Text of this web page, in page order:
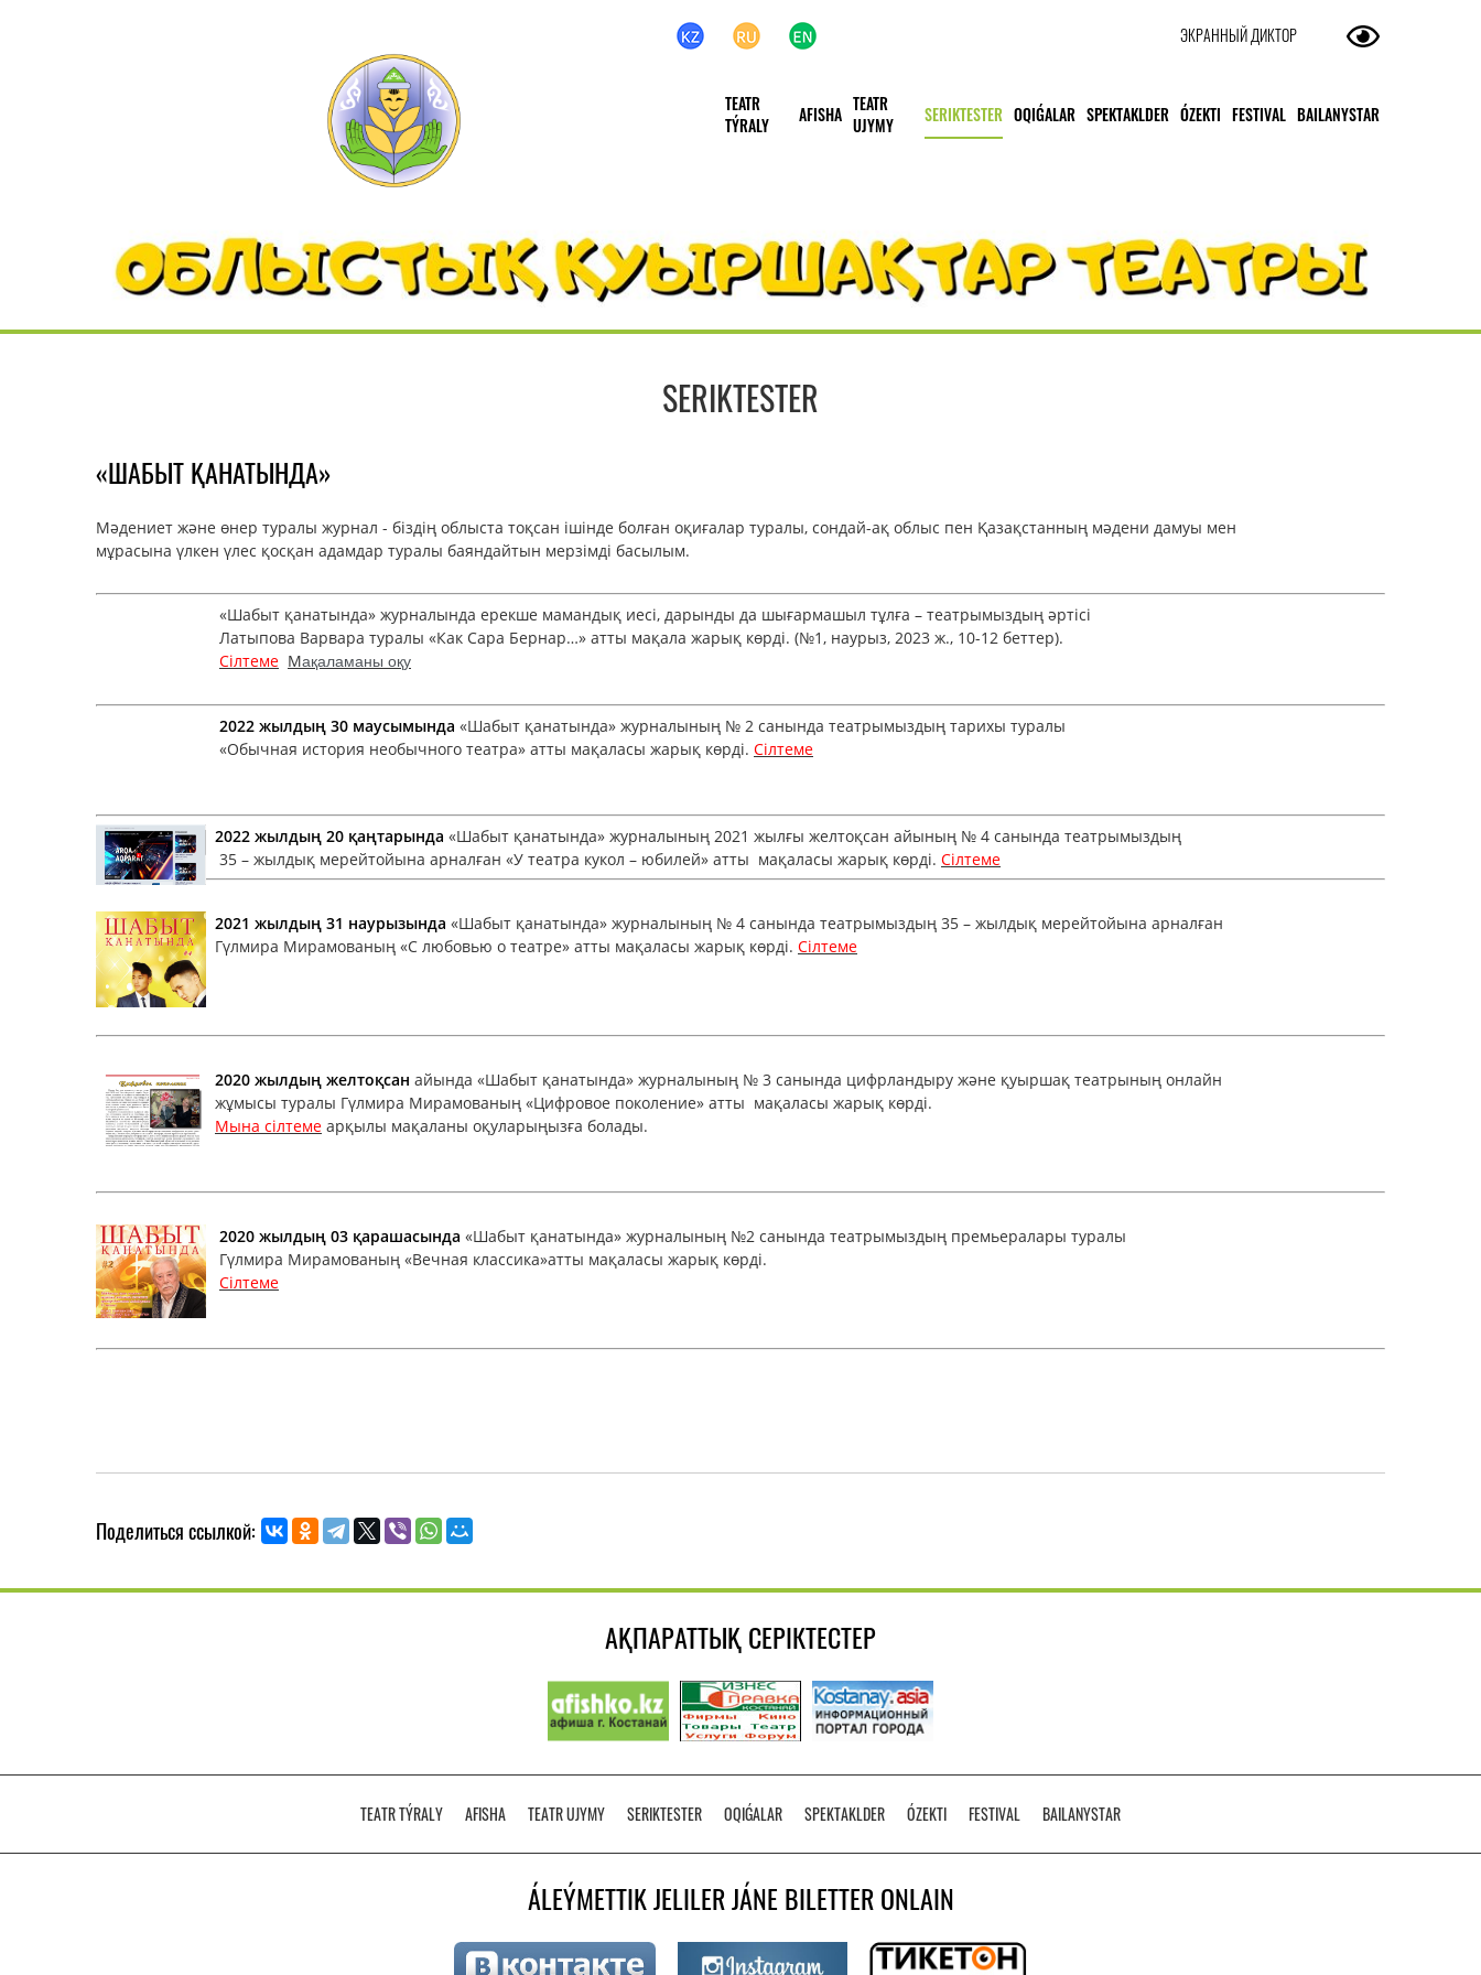
ЭКРАННЫЙ ДИКТОР
TEATR
TÝRALY
AFISHA TEATR
UJYMY
SERIKTESTER OQIǴALAR SPEKTAKLDER ÓZEKTI FESTIVAL BAILANYSTAR
SERIKTESTER
«ШАБЫТ ҚАНАТЫНДА»
Мәдениет және өнер туралы журнал - біздің облыста тоқсан ішінде болған оқиғалар туралы, сондай-ақ облыс пен Қазақстанның мәдени дамуы мен
мұрасына үлкен үлес қосқан адамдар туралы баяндайтын мерзімді басылым.
«Шабыт қанатында» журналында ерекше мамандық иесі, дарынды да шығармашыл тұлға – театрымыздың әртісі
Латыпова Варвара туралы «Как Сара Бернар…» атты мақала жарық көрді. (№1, наурыз, 2023 ж., 10-12 беттер).
Сілтеме Мақаламаны оқу
2022 жылдың 30 маусымында «Шабыт қанатында» журналының № 2 санында театрымыздың тарихы туралы
«Обычная история необычного театра» атты мақаласы жарық көрді. Сілтеме
2022 жылдың 20 қаңтарында «Шабыт қанатында» журналының 2021 жылғы желтоқсан айының № 4 санында театрымыздың
35 – жылдық мерейтойына арналған «У театра кукол – юбилей» атты мақаласы жарық көрді. Сілтеме
2021 жылдың 31 наурызында «Шабыт қанатында» журналының № 4 санында театрымыздың 35 – жылдық мерейтойына арналған
Гүлмира Мирамованың «С любовью о театре» атты мақаласы жарық көрді. Сілтеме
2020 жылдың желтоқсан айында «Шабыт қанатында» журналының № 3 санында цифрландыру және қуыршақ театрының онлайн
жұмысы туралы Гүлмира Мирамованың «Цифровое поколение» атты мақаласы жарық көрді.
Мына сілтеме арқылы мақаланы оқуларыңызға болады.
2020 жылдың 03 қарашасында «Шабыт қанатында» журналының №2 санында театрымыздың премьералары туралы
Гүлмира Мирамованың «Вечная классика»атты мақаласы жарық көрді.
Сілтеме
Поделиться ссылкой:
АҚПАРАТТЫҚ СЕРІКТЕСТЕР
TEATR TÝRALY AFISHA TEATR UJYMY SERIKTESTER OQIǴALAR SPEKTAKLDER ÓZEKTI FESTIVAL BAILANYSTAR
ÁLEÝMETTІK JELІLER JÁNE BILETTER ONLAIN